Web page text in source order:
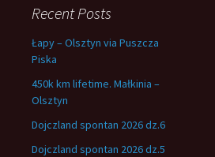
Recent Posts
Łapy – Olsztyn via Puszcza
Piska
450k km lifetime. Małkinia –
Olsztyn
Dojczland spontan 2026 dz.6
Dojczland spontan 2026 dz.5